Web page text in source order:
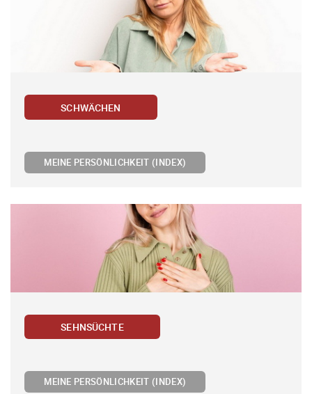
SCHWÄCHEN
MEINE PERSÖNLICHKEIT (INDEX)
SEHNSÜCHTE
MEINE PERSÖNLICHKEIT (INDEX)